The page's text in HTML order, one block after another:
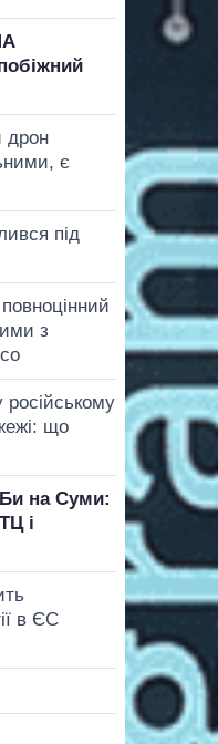
дрон
є
під
з
російському
що
на Суми:
і
в ЄС